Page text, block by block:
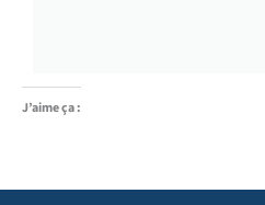
J’aime ça :